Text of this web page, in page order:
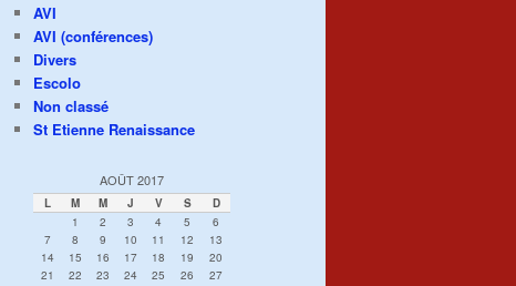
AVI
AVI (conférences)
Divers
Escolo
Non classé
St Etienne Renaissance
AOÛT 2017
L M M J V S
D
1
2 3 4 5
6
7
8 9 10 11 12
13
14
15 16 17 18 19
20
21
22 23 24 25 26
27